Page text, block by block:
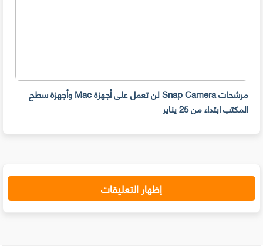
مرشحات Snap Camera لن تعمل على أجهزة Mac وأجهزة سطح
المكتب ابتداء من 25 يناير
إظهار التعليقات